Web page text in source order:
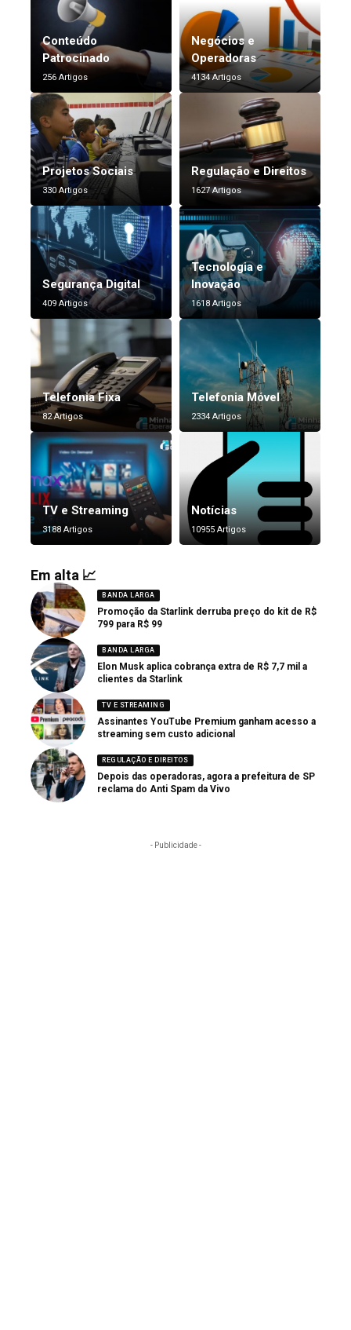
Conteúdo
Patrocinado
256 Artigos
Negócios e
Operadoras
4134 Artigos
Projetos Sociais
330 Artigos
Regulação e Direitos
1627 Artigos
Segurança Digital
409 Artigos
Tecnologia e
Inovação
1618 Artigos
Telefonia Fixa
82 Artigos
Telefonia Móvel
2334 Artigos
TV e Streaming
3188 Artigos
Notícias
10955 Artigos
Em alta 📈
BANDA LARGA
Promoção da Starlink derruba preço do kit de R$
799 para R$ 99
BANDA LARGA
Elon Musk aplica cobrança extra de R$ 7,7 mil a
clientes da Starlink
TV E STREAMING
Assinantes YouTube Premium ganham acesso a
streaming sem custo adicional
REGULAÇÃO E DIREITOS
Depois das operadoras, agora a prefeitura de SP
reclama do Anti Spam da Vivo
- Publicidade -